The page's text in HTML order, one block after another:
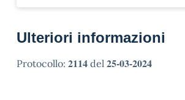
Ulteriori informazioni
Protocollo: 2114 del 25-03-2024